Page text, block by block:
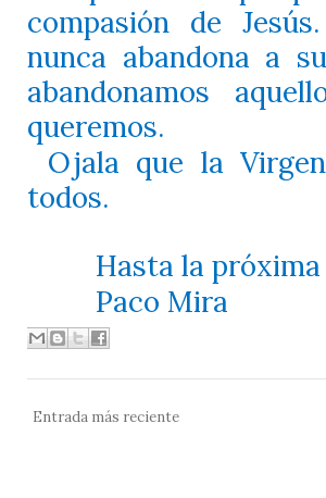
compasión de
nunca abandona a
abandonamos
queremos.
Ojala que la
todos.
Hasta la próxima
Paco Mira
Entrada más reciente